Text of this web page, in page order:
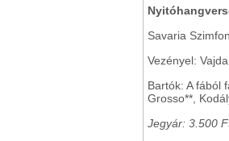
Savaria
Vezényel:
Bartók: A fából
Grosso**,
Jegyár: 3.500